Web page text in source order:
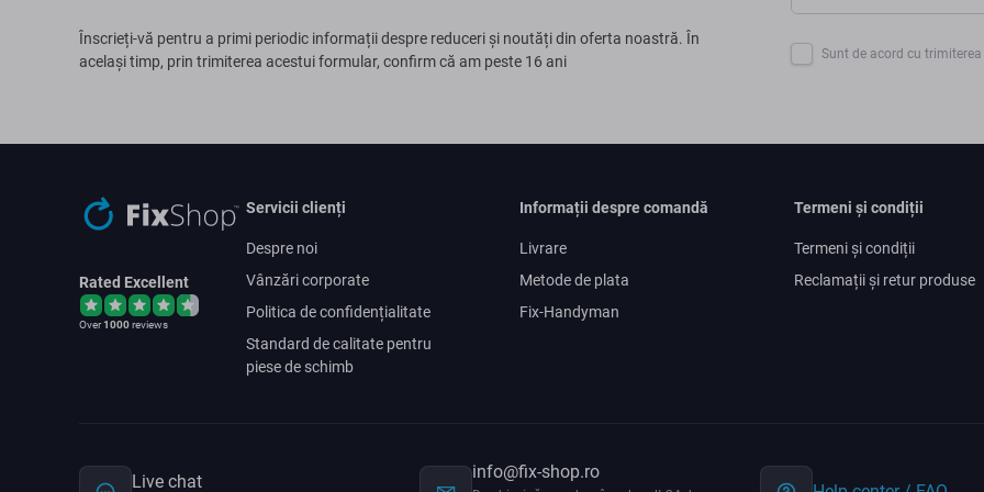
Înscrieți-vă pentru a primi periodic informații despre reduceri și noutăți din oferta noastră. În
același timp, prin trimiterea acestui formular, confirm că am peste 16 ani
Sunt de acord cu
Rated Excellent
Over1000reviews
Servicii clienți
Despre noi
Vânzări corporate
Politica de confidențialitate
Standard de calitate pentru
piese de schimb
Informații despre comandă
Livrare
Metode de plata
Fix-Handyman
Termeni și condiții
Termeni și condiții
Reclamații și retur produse
Live chat info@fix-shop.ro